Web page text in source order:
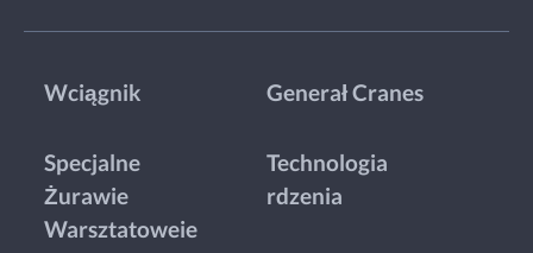
Wciągnik Generał Cranes
Specjalne
Żurawie
Warsztatoweie
Technologia
rdzenia